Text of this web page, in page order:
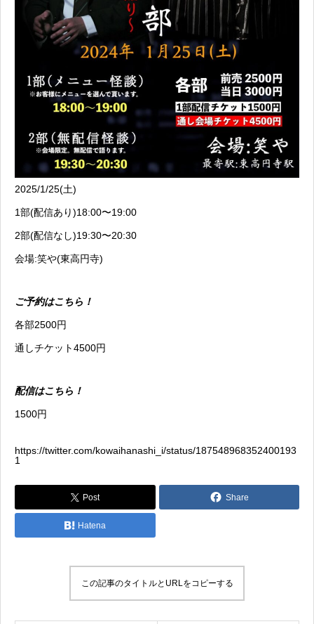
2025/1/25(土)
1部(配信あり)18:00〜19:00
2部(配信なし)19:30〜20:30
会場:笑や(東高円寺)
ご予約はこちら！
各部2500円
通しチケット4500円
配信はこちら ！
1500円
https://twitter.com/kowaihanashi_i/status/187548968352400193
1
Post Share
Hatena
この記事のタイトルとURLをコピーする